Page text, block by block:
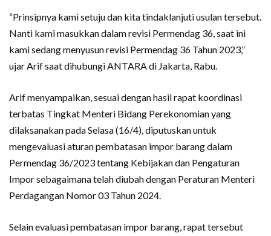
“Prinsipnya kami setuju dan kita tindaklanjuti usulan tersebut.
Nanti kami masukkan dalam revisi Permendag 36, saat ini
kami sedang menyusun revisi Permendag 36 Tahun 2023,”
ujar Arif saat dihubungi ANTARA di Jakarta, Rabu.
Arif menyampaikan, sesuai dengan hasil rapat koordinasi
terbatas Tingkat Menteri Bidang Perekonomian yang
dilaksanakan pada Selasa (16/4), diputuskan untuk
mengevaluasi aturan pembatasan impor barang dalam
Permendag 36/2023 tentang Kebijakan dan Pengaturan
Impor sebagaimana telah diubah dengan Peraturan Menteri
Perdagangan Nomor 03 Tahun 2024.
Selain evaluasi pembatasan impor barang, rapat tersebut